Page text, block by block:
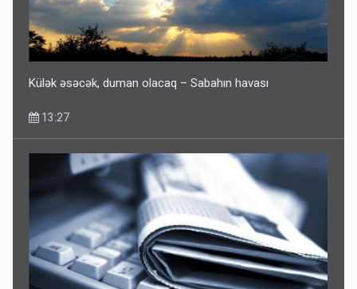
Külək əsəcək, duman olacaq – Sabahın havası
13:27